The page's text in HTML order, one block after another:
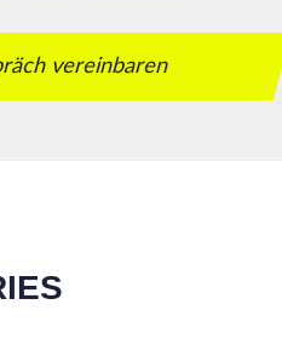
vereinbaren